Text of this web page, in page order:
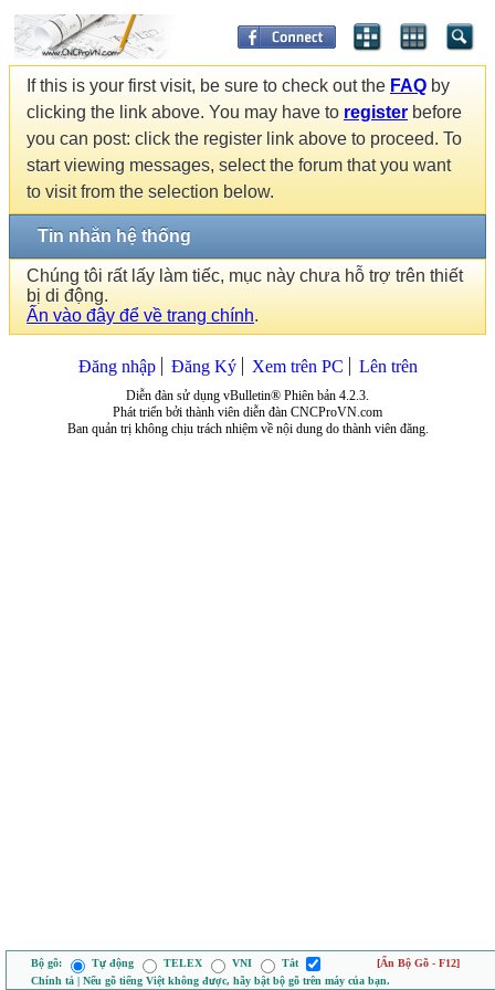
If this is your first visit, be sure to check out the FAQ by
clicking the link above. You may have to register before
you can post: click the register link above to proceed. To
start viewing messages, select the forum that you want
to visit from the selection below.
Tin nhắn hệ thống
Chúng tôi rất lấy làm tiếc, mục này chưa hỗ trợ trên thiết
bị di động.
Ấn vào đây để về trang chính.
Đăng nhập Đăng Ký Xem trên PC Lên trên
Diễn đàn sử dụng vBulletin® Phiên bản 4.2.3.
Phát triển bởi thành viên diễn đàn CNCProVN.com
Ban quản trị không chịu trách nhiệm về nội dung do thành viên đăng.
Bộ gõ: Tự động TELEX VNI Tắt
[Ẩn Bộ Gõ - F12]
Chính tả | Nếu gõ tiếng Việt không được, hãy bật bộ gõ trên máy của bạn.